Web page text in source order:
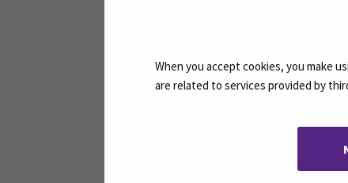
When you accept cookies, you make
are related to services provided by